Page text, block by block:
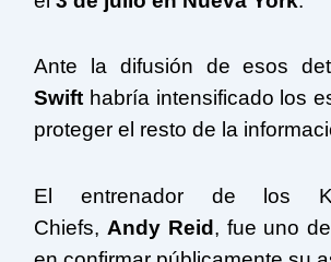
Ante la difusión de esos
Swift habría intensificado los
proteger el resto de la
El entrenador de los
Chiefs, Andy Reid, fue uno